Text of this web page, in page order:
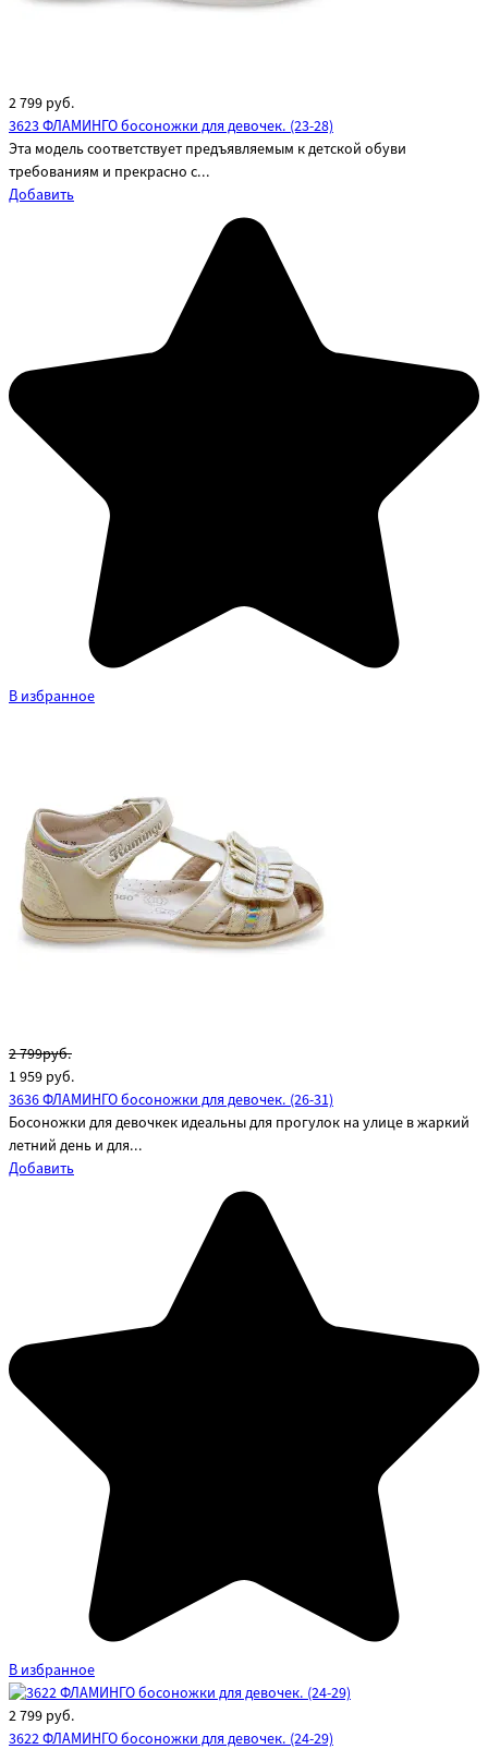
2 799 руб.
3623 ФЛАМИНГО босоножки для девочек. (23-28)
Эта модель соответствует предъявляемым к детской обуви
требованиям и прекрасно с...
Добавить
В избранное
2 799руб.
1 959 руб.
3636 ФЛАМИНГО босоножки для девочек. (26-31)
Босоножки для девочкек идеальны для прогулок на улице в жаркий
летний день и для...
Добавить
В избранное
2 799 руб.
3622 ФЛАМИНГО босоножки для девочек. (24-29)